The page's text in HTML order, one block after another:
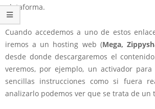
plataforma.
Cuando accedemos a uno de estos
iremos a un hosting web (Mega,
desde donde descargaremos el
veremos, por ejemplo, un activador
sencillas instrucciones como si fuera
analizarlo podemos ver que se trata de un